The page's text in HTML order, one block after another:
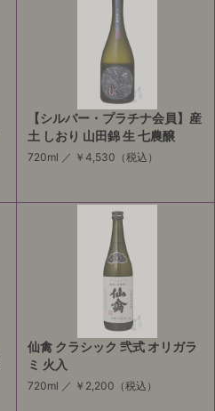
【シルバー・プラチナ会員】産
土 しおり 山田錦 生 七農醸
720ml ／ ￥4,530 （税込）
仙禽 クラシック 弐式 オリガラ
ミ 火入
720ml ／ ￥2,200 （税込）